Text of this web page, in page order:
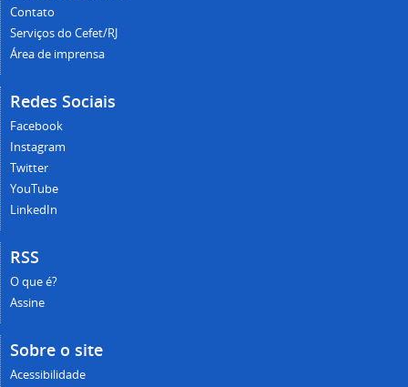
Contato
Serviços do Cefet/RJ
Área de imprensa
Redes Sociais
Facebook
Instagram
Twitter
YouTube
LinkedIn
RSS
O que é?
Assine
Sobre o site
Acessibilidade